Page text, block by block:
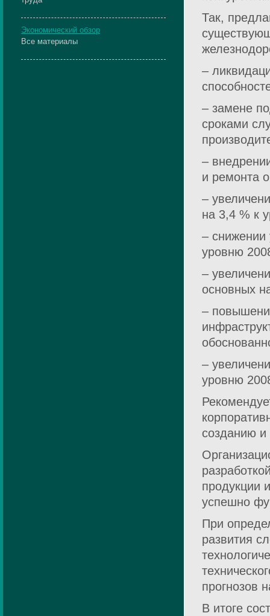
Так,
–
– замене
сроками
–
и ремонта
–
на 3,4 % к
– снижении
уровню
–
основных
–
–
уровню
созданию
продукции
успешно
При
развития
прогнозов
В итоге
Экономический обзор
Все материалы